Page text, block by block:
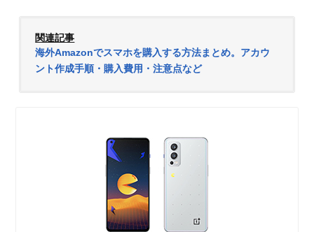
関連記事
海外Amazonでスマホを購入する方法まとめ。アカウ
ント作成手順・購入費用・注意点など